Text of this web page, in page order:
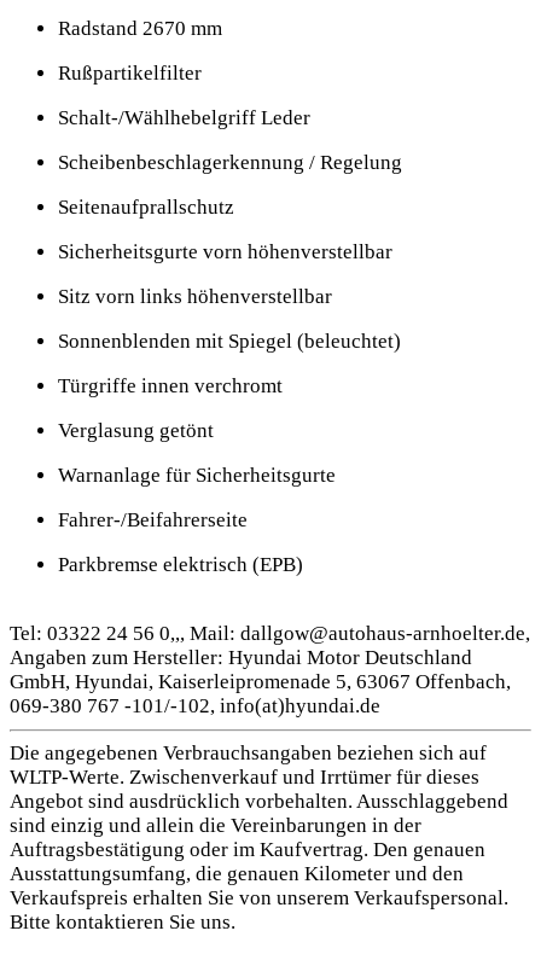
Radstand 2670 mm
Rußpartikelfilter
Schalt-/Wählhebelgriff Leder
Scheibenbeschlagerkennung / Regelung
Seitenaufprallschutz
Sicherheitsgurte vorn höhenverstellbar
Sitz vorn links höhenverstellbar
Sonnenblenden mit Spiegel (beleuchtet)
Türgriffe innen verchromt
Verglasung getönt
Warnanlage für Sicherheitsgurte
Fahrer-/Beifahrerseite
Parkbremse elektrisch (EPB)
Tel: 03322 24 56 0,,, Mail: dallgow@autohaus-arnhoelter.de,
Angaben zum Hersteller: Hyundai Motor Deutschland
GmbH, Hyundai, Kaiserleipromenade 5, 63067 Offenbach,
069-380 767 -101/-102, info(at)hyundai.de
Die angegebenen Verbrauchsangaben beziehen sich auf
WLTP-Werte. Zwischenverkauf und Irrtümer für dieses
Angebot sind ausdrücklich vorbehalten. Ausschlaggebend
sind einzig und allein die Vereinbarungen in der
Auftragsbestätigung oder im Kaufvertrag. Den genauen
Ausstattungsumfang, die genauen Kilometer und den
Verkaufspreis erhalten Sie von unserem Verkaufspersonal.
Bitte kontaktieren Sie uns.